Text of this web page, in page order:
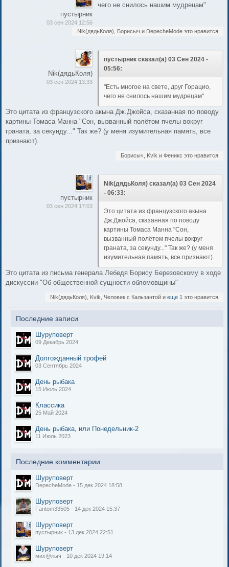
пустырник
03 сен 2024 12:56
чего не снилось нашим мудрецам"
Nik(дядьКоля), Борисыч и DepecheMode это нравится
Nik(дядьКоля)
03 сен 2024 13:33
пустырник сказал(а) 03 Сен 2024 -
05:56:
"Есть многое на свете, друг Горацио,
чего не снилось нашим мудрецам"
Это цитата из французского акына Дж.Джойса, сказанная по поводу
картины Томаса Манна "Сон, вызванный полётом пчелы вокруг
граната, за секунду..." Так же? (у меня изумительная память, все
признают).
Борисыч, Kvik и Феникс это нравится
пустырник
03 сен 2024 17:03
Nik(дядьКоля) сказал(а) 03 Сен 2024
- 06:33:
Это цитата из французского акына
Дж.Джойса, сказанная по поводу
картины Томаса Манна "Сон,
вызванный полётом пчелы вокруг
граната, за секунду..." Так же? (у меня
изумительная память, все признают).
Это цитата из письма генерала Лебедя Борису Березовскому в ходе
дискуссии "Об общественной сущности обломовщины"
Nik(дядьКоля), Kvik, Человек с Кальзантой и еще 1 это нравится
Последние записи
Шуруповерт
09 Декабрь 2024
Долгожданный трофей
03 Сентябрь 2024
День рыбака
15 Июль 2024
Классика
25 Май 2024
День рыбака, или Понедельник-2
11 Июль 2023
Последние комментарии
Шуруповерт
DepecheMode - 15 дек 2024 18:58
Шуруповерт
Fantom33505 - 14 дек 2024 15:37
Шуруповерт
пустырник - 13 дек 2024 22:51
Шуруповерт
мих@лыч - 10 дек 2024 19:14